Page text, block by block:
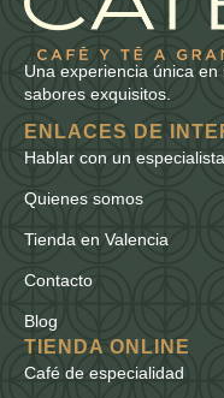
Una experiencia única
sabores exquisitos.
ENLACES DE
Hablar con un especialista
Quienes somos
Tienda en Valencia
Contacto
Blog
TIENDA ONLINE
Café de especialidad